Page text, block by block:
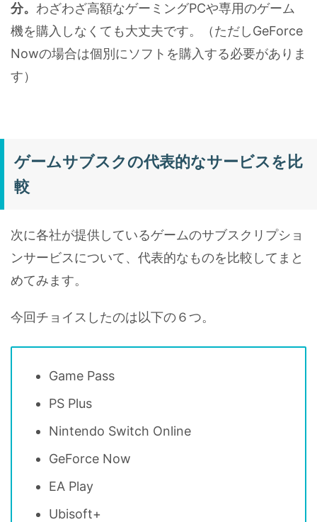
分。 わざわざ高額なゲーミングPCや専用のゲーム
機を購入しなくても大丈夫です。（ただしGeForce
Nowの場合は個別にソフトを購入する必要がありま
す）
ゲームサブスクの代表的なサービスを比
較
次に各社が提供しているゲームのサブスクリプショ
ンサービスについて、代表的なものを比較してまと
めてみます。
今回チョイスしたのは以下の６つ。
Game Pass
PS Plus
Nintendo Switch Online
GeForce Now
EA Play
Ubisoft+